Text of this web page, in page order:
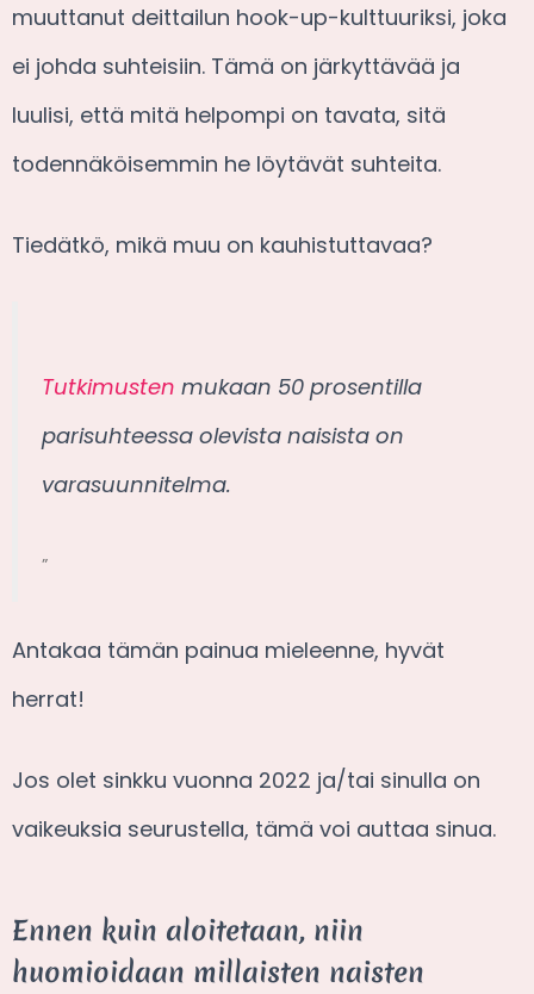
muuttanut deittailun hook-up-kulttuuriksi, joka
ei johda suhteisiin. Tämä on järkyttävää ja
luulisi, että mitä helpompi on tavata, sitä
todennäköisemmin he löytävät suhteita.
Tiedätkö, mikä muu on kauhistuttavaa?
Tutkimusten mukaan 50 prosentilla
parisuhteessa olevista naisista on
varasuunnitelma.
”
Antakaa tämän painua mieleenne, hyvät
herrat!
Jos olet sinkku vuonna 2022 ja/tai sinulla on
vaikeuksia seurustella, tämä voi auttaa sinua.
Ennen kuin aloitetaan, niin
huomioidaan millaisten naisten